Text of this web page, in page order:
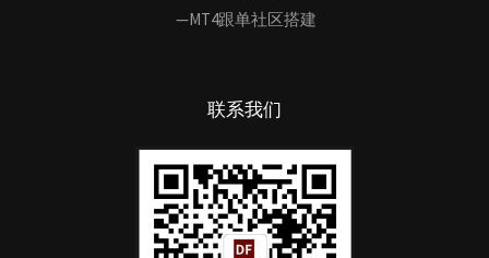
—MT4跟单社区搭建
联系我们